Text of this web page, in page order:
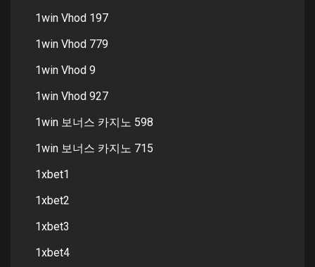
1win Vhod 197
1win Vhod 779
1win Vhod 9
1win Vhod 927
1win 보너스 카지노 598
1win 보너스 카지노 715
1xbet1
1xbet2
1xbet3
1xbet4